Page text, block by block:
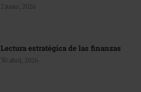
2 junio, 2026
Lectura estratégica de las finanzas
30 abril, 2026